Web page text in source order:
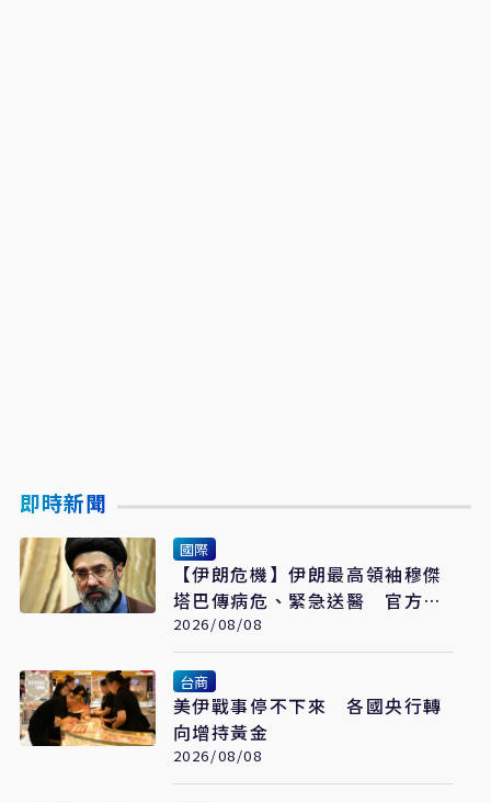
即時新聞
國際
【伊朗危機】伊朗最高領袖穆傑
塔巴傳病危、緊急送醫 官方未
證實
2026/08/08
台商
美伊戰事停不下來 各國央行轉
向增持黃金
2026/08/08